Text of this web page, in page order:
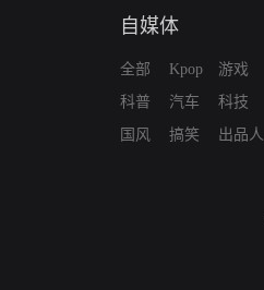
自媒体
全部
科普
国风
Kpop
汽车
搞笑
游戏
科技
出品人